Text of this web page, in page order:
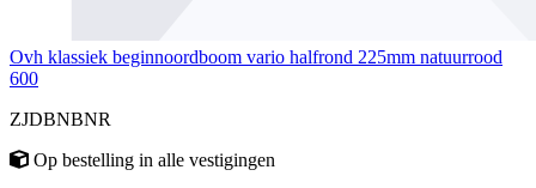
Ovh klassiek beginnoordboom vario halfrond 225mm natuurrood
600
ZJDBNBNR
Op bestelling in alle vestigingen